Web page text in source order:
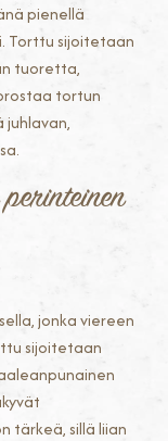
pienellä
Torttu sijoitetaan
tuoretta,
tortun
jonka viereen
sijoitetaan
tärkeä, sillä liian